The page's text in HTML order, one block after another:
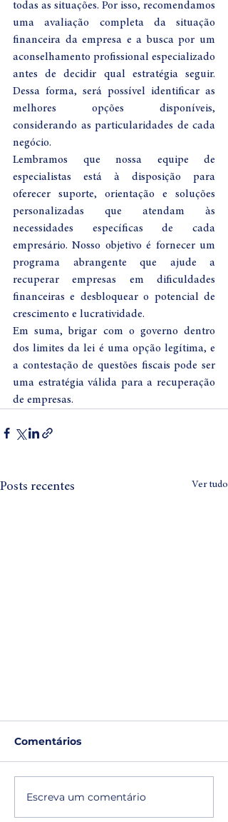
todas as situações. Por isso, recomendamos
uma avaliação completa da situação
financeira da empresa e a busca por um
aconselhamento profissional especializado
antes de decidir qual estratégia seguir.
Dessa forma, será possível identificar as
melhores opções disponíveis,
considerando as particularidades de cada
negócio.
Lembramos que nossa equipe de
especialistas está à disposição para
oferecer suporte, orientação e soluções
personalizadas que atendam às
necessidades específicas de cada
empresário. Nosso objetivo é fornecer um
programa abrangente que ajude a
recuperar empresas em dificuldades
financeiras e desbloquear o potencial de
crescimento e lucratividade.
Em suma, brigar com o governo dentro
dos limites da lei é uma opção legítima, e
a contestação de questões fiscais pode ser
uma estratégia válida para a recuperação
de empresas.
Posts recentes Ver tudo
Comentários
Escreva um comentário